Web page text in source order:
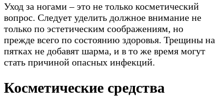
Уход за ногами – это не только косметический
вопрос. Следует уделить должное внимание не
только по эстетическим соображениям, но
прежде всего по состоянию здоровья. Трещины на
пятках не добавят шарма, и в то же время могут
стать причиной опасных инфекций.
Косметические средства